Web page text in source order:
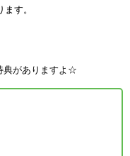
す。
典がありますよ☆